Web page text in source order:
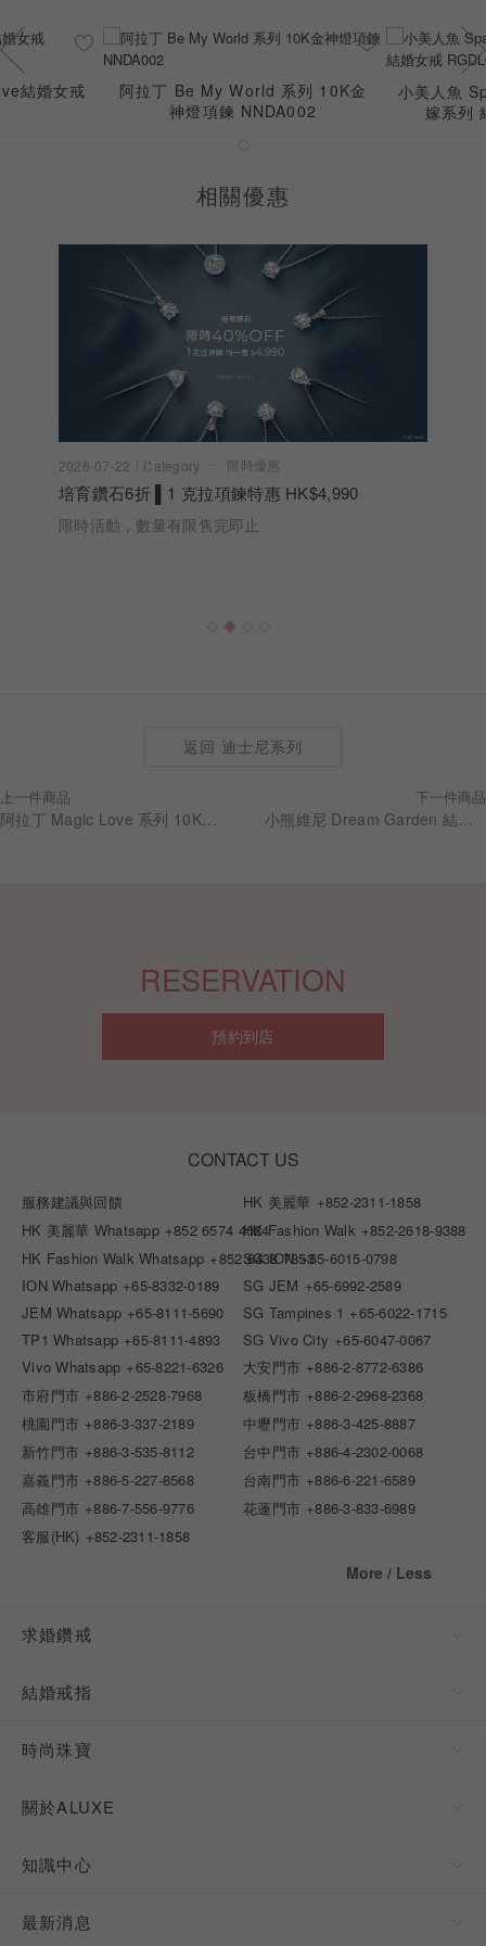
結婚女戒
阿拉丁 Be My World 系列 10K金
神燈項鍊 NNDA002
小美人魚
嫁系列
相關優惠
2026-07-22 Category 限時優惠
培育鑽石6折 ▌1 克拉項鍊特惠 HK$4,990
限時活動，數量有限售完即止
上一件商品
阿拉丁 Magic Love 系列 10K 星月鑽石項鍊 NNDA005
下一件商品
小熊維尼 Dream Garden 結婚男戒 RBDW003
返回 迪士尼系列
RESERVATION
預約到店
CONTACT US
服務建議與回饋 HK 美麗華 +852-2311-1858
HK 美麗華 Whatsapp +852 6574 4024HK Fashion Walk +852-2618-9388
HK Fashion Walk Whatsapp +852 6438 7853
SG ION +65-6015-0798
ION Whatsapp +65-8332-0189 SG JEM +65-6992-2589
JEM Whatsapp +65-8111-5690 SG Tampines 1 +65-6022-1715
TP1 Whatsapp +65-8111-4893 SG Vivo City +65-6047-0067
Vivo Whatsapp +65-8221-6326 大安門市 +886-2-8772-6386
市府門市 +886-2-2528-7968 板橋門市 +886-2-2968-2368
桃園門市 +886-3-337-2189 中壢門市 +886-3-425-8887
新竹門市 +886-3-535-8112 台中門市 +886-4-2302-0068
嘉義門市 +886-5-227-8568 台南門市 +886-6-221-6589
高雄門市 +886-7-556-9776 花蓮門市 +886-3-833-6989
客服(HK) +852-2311-1858
More / Less
求婚鑽戒
結婚戒指
時尚珠寶
關於ALUXE
知識中心
最新消息